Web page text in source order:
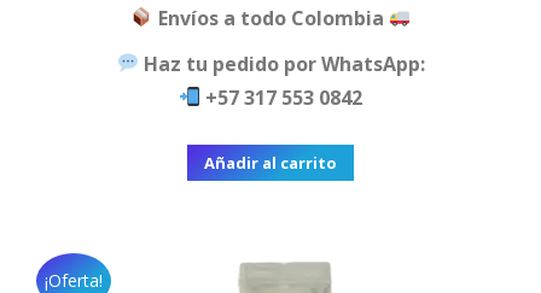
Envíos a todo Colombia
Haz tu pedido porWhatsApp:
+57317 553 0842
Añadir al carrito
¡Oferta!